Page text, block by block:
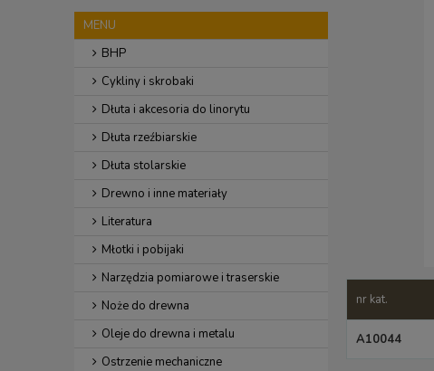
MENU
BHP
Cykliny i skrobaki
Dłuta i akcesoria do linorytu
Dłuta rzeźbiarskie
Dłuta stolarskie
Drewno i inne materiały
Literatura
Młotki i pobijaki
Narzędzia pomiarowe i traserskie
Noże do drewna
Oleje do drewna i metalu
Ostrzenie mechaniczne
nr kat.
A10044